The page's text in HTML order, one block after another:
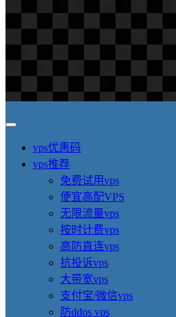
vps优惠码
vps推荐
免费试用vps
便宜高配VPS
无限流量vps
按时计费vps
高防直连vps
抗投诉vps
大带宽vps
支付宝/微信vps
防ddos vps